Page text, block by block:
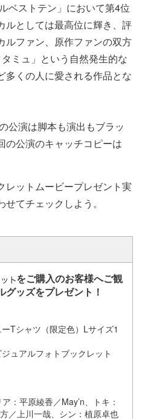
ベストテン」において第4位
ルとしては最高位に輝き、評
ルファン、原作ファンの双方
ミュ」という自然発生的な
多くの人に愛される作品とな
公演は脚本も演出もブラッ
の公演のキャッチコピーは
レットムービープレゼント実
てチェックしよう。
をご購入のお客様へご観
ッズをプレゼント！
Tシャツ（限定色）Lサイズ1
ュアルフォトブックレット
：平原綾香／May’n、トキ：
／上川一哉、シン：植原卓也